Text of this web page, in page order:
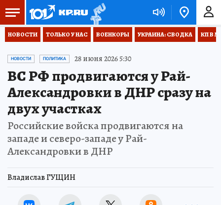
НОВОСТИ ТОЛЬКО У НАС ВОЕНКОРЫ УКРАИНА: СВОДКА КП В
НОВОСТИ ПОЛИТИКА 28 июня 2026 5:30
ВС РФ продвигаются у Рай-
Александровки в ДНР сразу на
двух участках
Российские войска продвигаются на
западе и северо-западе у Рай-
Александровки в ДНР
Владислав ГУЩИН